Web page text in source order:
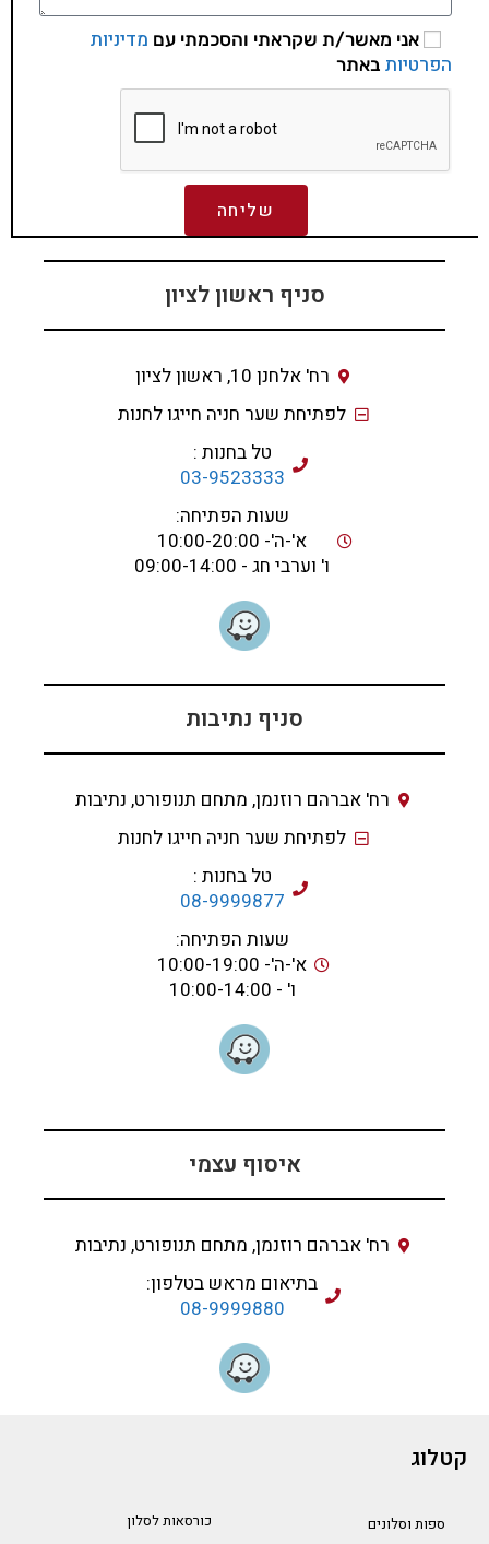
אני מאשר/ת שקראתי והסכמתי עם מדיניות
הפרטיות באתר
שליחה
סניף ראשון לציון
רח' אלחנן 10, ראשון לציון
לפתיחת שער חניה חייגו לחנות
טל בחנות :
03-9523333
שעות הפתיחה:
א'-ה'- 10:00-20:00
ו' וערבי חג - 09:00-14:00
סניף נתיבות
רח' אברהם רוזנמן, מתחם תנופורט, נתיבות
לפתיחת שער חניה חייגו לחנות
טל בחנות :
08-9999877
שעות הפתיחה:
א'-ה'- 10:00-19:00
ו' - 10:00-14:00
איסוף עצמי
רח' אברהם רוזנמן, מתחם תנופורט, נתיבות
בתיאום מראש בטלפון:
08-9999880
קטלוג
ספות וסלונים כורסאות לסלון